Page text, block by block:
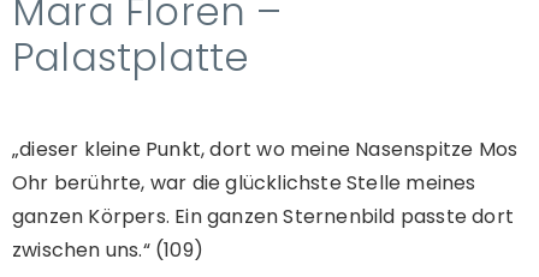
Mara Floren –
Palastplatte
„dieser kleine Punkt, dort wo meine Nasenspitze Mos
Ohr berührte, war die glücklichste Stelle meines
ganzen Körpers. Ein ganzen Sternenbild passte dort
zwischen uns.“ (109)